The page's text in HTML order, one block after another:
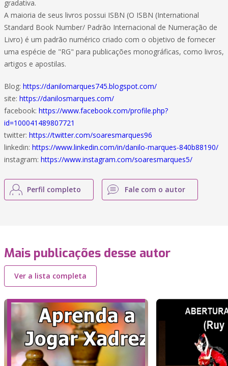
gradativa.
A maioria de seus livros possui ISBN (O ISBN (International
Standard Book Number/ Padrão Internacional de Numeração de
Livro) é um padrão numérico criado com o objetivo de fornecer
uma espécie de "RG" para publicações monográficas, como livros,
artigos e apostilas.
Blog: https://danilomarques745.blogspot.com/
site: https://danilosmarques.com/
facebook: https://www.facebook.com/profile.php?
id=100041489807721
twitter: https://twitter.com/soaresmarques96
linkedin: https://www.linkedin.com/in/danilo-marques-840b88190/
instagram: https://www.instagram.com/soaresmarques5/
Perfil completo Fale com o autor
Mais publicações desse autor
Ver a lista completa